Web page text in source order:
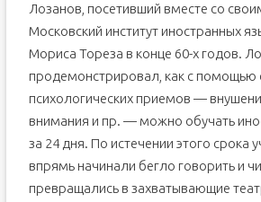
Лозанов, посетивший вместе со
Московский институт иностранных
Мориса Тореза в конце 60-х годов.
продемонстрировал, как с помощью
психологических приемов —
внимания и пр. — можно обучать
за 24 дня. По истечении этого срока
впрямь начинали бегло говорить и
превращались в захватывающие